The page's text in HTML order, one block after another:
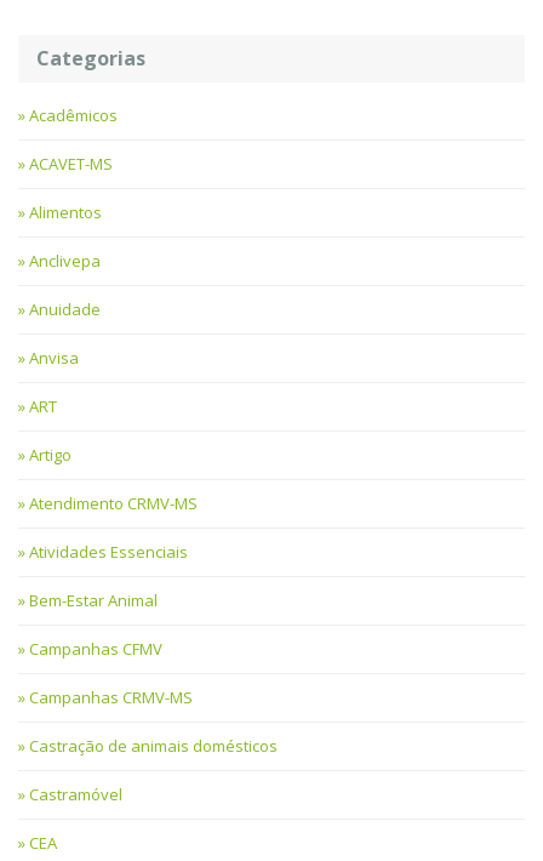
Categorias
Acadêmicos
ACAVET-MS
Alimentos
Anclivepa
Anuidade
Anvisa
ART
Artigo
Atendimento CRMV-MS
Atividades Essenciais
Bem-Estar Animal
Campanhas CFMV
Campanhas CRMV-MS
Castração de animais domésticos
Castramóvel
CEA